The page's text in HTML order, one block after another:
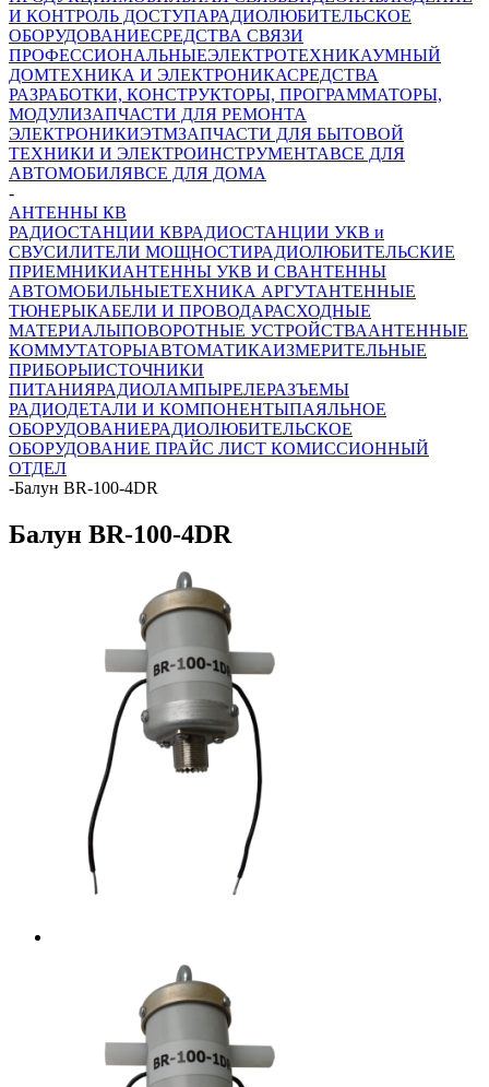
И КОНТРОЛЬ ДОСТУПАРАДИОЛЮБИТЕЛЬСКОЕ
ОБОРУДОВАНИЕСРЕДСТВА СВЯЗИ
ПРОФЕССИОНАЛЬНЫЕЭЛЕКТРОТЕХНИКАУМНЫЙ
ДОМТЕХНИКА И ЭЛЕКТРОНИКАСРЕДСТВА
РАЗРАБОТКИ, КОНСТРУКТОРЫ, ПРОГРАММАТОРЫ,
МОДУЛИЗАПЧАСТИ ДЛЯ РЕМОНТА
ЭЛЕКТРОНИКИЭТМЗАПЧАСТИ ДЛЯ БЫТОВОЙ
ТЕХНИКИ И ЭЛЕКТРОИНСТРУМЕНТАВСЕ ДЛЯ
АВТОМОБИЛЯВСЕ ДЛЯ ДОМА
-
АНТЕННЫ КВ
РАДИОСТАНЦИИ КВРАДИОСТАНЦИИ УКВ и
СВУСИЛИТЕЛИ МОЩНОСТИРАДИОЛЮБИТЕЛЬСКИЕ
ПРИЕМНИКИАНТЕННЫ УКВ И СВАНТЕННЫ
АВТОМОБИЛЬНЫЕТЕХНИКА АРГУТАНТЕННЫЕ
ТЮНЕРЫКАБЕЛИ И ПРОВОДАРАСХОДНЫЕ
МАТЕРИАЛЫПОВОРОТНЫЕ УСТРОЙСТВААНТЕННЫЕ
КОММУТАТОРЫАВТОМАТИКАИЗМЕРИТЕЛЬНЫЕ
ПРИБОРЫИСТОЧНИКИ
ПИТАНИЯРАДИОЛАМПЫРЕЛЕРАЗЪЕМЫ
РАДИОДЕТАЛИ И КОМПОНЕНТЫПАЯЛЬНОЕ
ОБОРУДОВАНИЕРАДИОЛЮБИТЕЛЬСКОЕ
ОБОРУДОВАНИЕ ПРАЙС ЛИСТ КОМИССИОННЫЙ
ОТДЕЛ
-Балун BR-100-4DR
Балун BR-100-4DR